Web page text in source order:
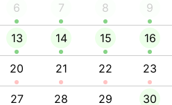
6 7 8 9
13 14 15 16
20 21 22 23
27 28 29 30